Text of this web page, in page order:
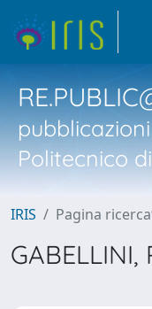
Politecnico
IRIS Pagina
GABELLINI,